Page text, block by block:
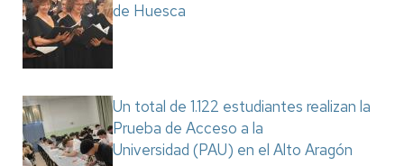
de Huesca
Un total de 1.122 estudiantes realizan la
Prueba de Acceso a la
Universidad (PAU) en el Alto Aragón